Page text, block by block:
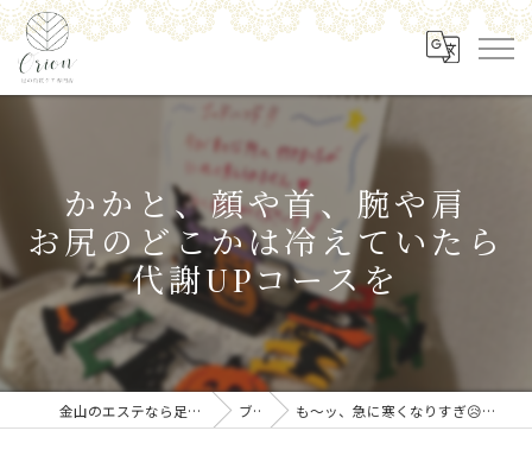
かかと、顔や首、腕や肩
お尻のどこかは冷えていたら
代謝UPコースを
金山のエステなら足の角質ケア専門店 Orion ブログ も〜ッ、急に寒くなりすぎ😥素肌のどこかは冷えているよね⁉️か...